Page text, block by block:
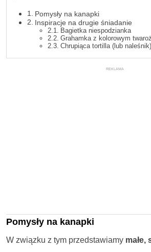
Pomysły na kanapki
Inspiracje na drugie śniadanie
Bagietka niespodzianka
Grahamka z kolorowym
Chrupiąca tortilla (lub naleśnik)
REKLAMA
Pomysły na kanapki
W związku z tym przedstawiamy małe,